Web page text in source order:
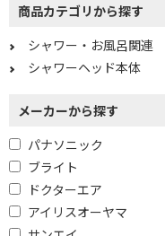
商品カテゴリから探す
シャワー・お風呂関連
シャワーヘッド本体
メーカーから探す
パナソニック
ブライト
ドクターエア
アイリスオーヤマ